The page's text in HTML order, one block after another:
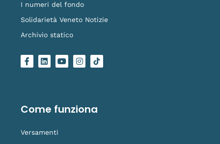
I numeri del fondo
Solidarietà Veneto Notizie
Archivio statico
F
a
o
k
L
i
i
n
Y
o
e
I
n
r
a
L
o
i
k
Come funziona
Versamenti